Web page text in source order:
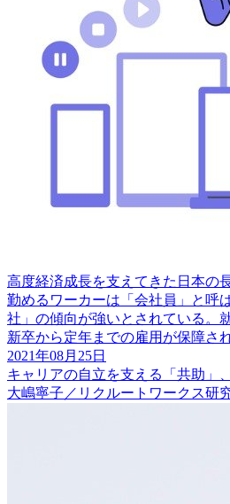
高度経済成長を支えてきた日本の
勤めるワーカーは「会社員」と呼
社」の傾向が強いとされている。
新卒から定年までの雇用が保障さ
2021年08月25日
キャリアの自立を支える「共助」
大嶋寧子／リクルートワークス研